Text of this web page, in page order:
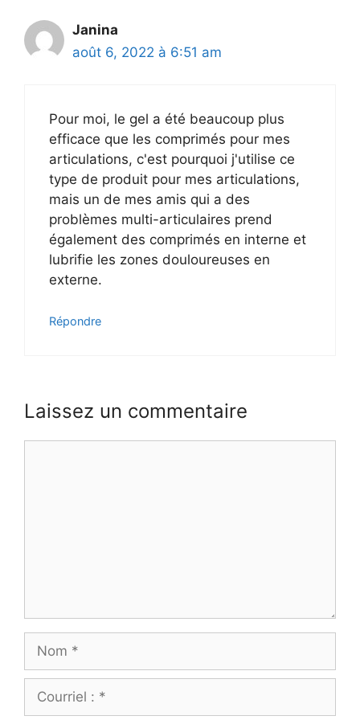
Janina
août 6, 2022 à 6:51 am
Pour moi, le gel a été beaucoup plus
efficace que les comprimés pour mes
articulations, c'est pourquoi j'utilise ce
type de produit pour mes articulations,
mais un de mes amis qui a des
problèmes multi-articulaires prend
également des comprimés en interne et
lubrifie les zones douloureuses en
externe.
Répondre
Laissez un commentaire
Nom
Courriel